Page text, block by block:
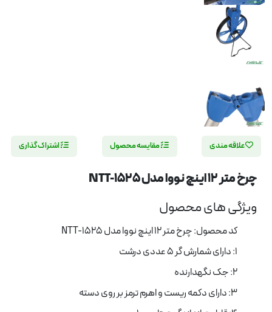
علاقه مندی مقایسه محصول اشتراک گذاری
چرخ متر 12 اینچ نووا مدل NTT-1525
ویژگی های محصول
کد محصول: چرخ متر 12 اینچ نووا مدل NTT-1525
1: دارای شمارش گر ۵ عددی درشت
2: جک نگهدارنده
3: دارای دکمه ریست و اهرم ترمز بر روی دسته